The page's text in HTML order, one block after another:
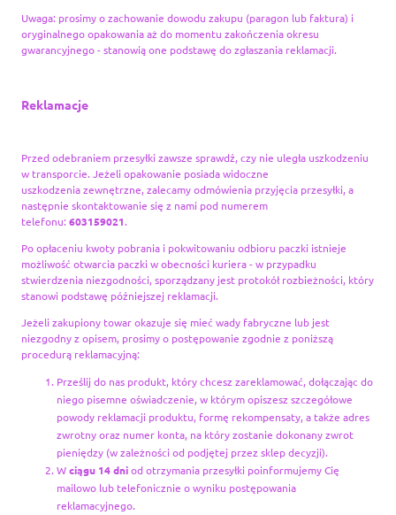
Uwaga: prosimy o zachowanie dowodu zakupu (paragon lub faktura) i
oryginalnego opakowania aż do momentu zakończenia okresu
gwarancyjnego - stanowią one podstawę do zgłaszania reklamacji.
Reklamacje
Przed odebraniem przesyłki zawsze sprawdź, czy nie uległa uszkodzeniu
w transporcie. Jeżeli opakowanie posiada widoczne
uszkodzenia zewnętrzne, zalecamy odmówienia przyjęcia przesyłki, a
następnie skontaktowanie się z nami pod numerem
telefonu: 603159021.
Po opłaceniu kwoty pobrania i pokwitowaniu odbioru paczki istnieje
możliwość otwarcia paczki w obecności kuriera - w przypadku
stwierdzenia niezgodności, sporządzany jest protokół rozbieżności, który
stanowi podstawę późniejszej reklamacji.
Jeżeli zakupiony towar okazuje się mieć wady fabryczne lub jest
niezgodny z opisem, prosimy o postępowanie zgodnie z poniższą
procedurą reklamacyjną:
Prześlij do nas produkt, który chcesz zareklamować, dołączając do
niego pisemne oświadczenie, w którym opiszesz szczegółowe
powody reklamacji produktu, formę rekompensaty, a także adres
zwrotny oraz numer konta, na który zostanie dokonany zwrot
pieniędzy (w zależności od podjętej przez sklep decyzji).
Wciągu 14 dniod otrzymania przesyłki poinformujemy Cię
mailowo lub telefonicznie o wyniku postępowania
reklamacyjnego.